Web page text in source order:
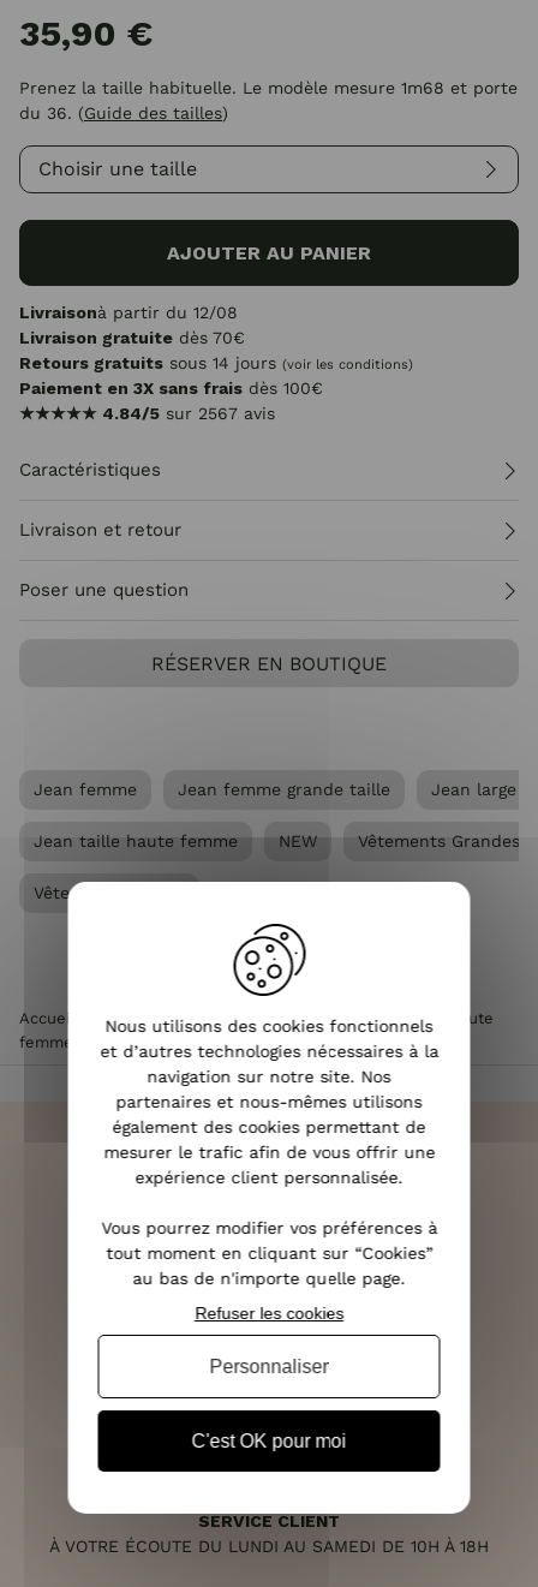
35,90 €
Prenez la taille habituelle. Le modèle mesure 1m68 et porte
du 36. (Guide des tailles)
Choisir une taille
AJOUTER AU PANIER
Livraisonà partir du 12/08
Livraison gratuite dès 70€
Retours gratuits sous 14 jours (voir les conditions)
Paiement en 3X sans frais dès 100€
★★★★★ 4.84/5 sur 2567 avis
Caractéristiques
Livraison et retour
Poser une question
RÉSERVER EN BOUTIQUE
Jean femme Jean femme grande taille Jean large
Jean taille haute femme NEW Vêtements Grandes
Vêtements femme
Accueil Vêtements femme Jean femme
Jean taille haute
femme
Jean femme super wide bleu vintage
OFFERTE DÈS 70€
RETOURS SOUS 14 JOURS
(VOIR LES CONDITIONS)
SERVICE CLIENT
À VOTRE ÉCOUTE DU LUNDI AU SAMEDI DE 10H À 18H
Nous utilisons des cookies fonctionnels
et d’autres technologies nécessaires à la
navigation sur notre site. Nos
partenaires et nous-mêmes utilisons
également des cookies permettant de
mesurer le trafic afin de vous offrir une
expérience client personnalisée.
Vous pourrez modifier vos préférences à
tout moment en cliquant sur “Cookies”
au bas de n'importe quelle page.
C'est OK pour moi
Refuser les cookies
Personnaliser